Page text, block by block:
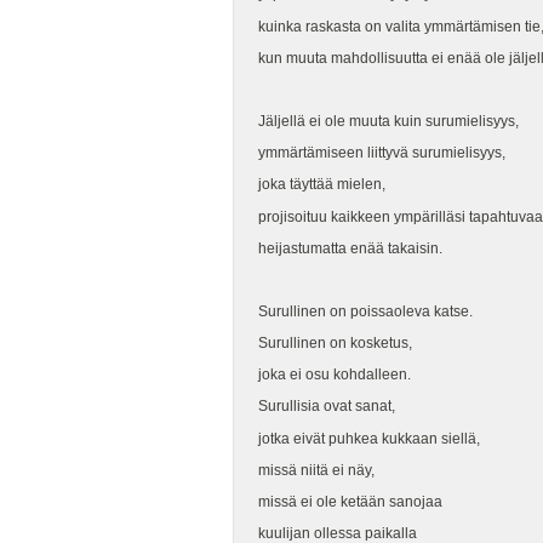
kuinka raskasta on valita ymmärtämisen tie,
kun muuta mahdollisuutta ei enää ole
Jäljellä ei ole muuta kuin surumielisyys,
ymmärtämiseen liittyvä surumielisyys,
joka täyttää mielen,
projisoituu kaikkeen ympärilläsi
heijastumatta enää takaisin.
Surullinen on poissaoleva katse.
Surullinen on kosketus,
joka ei osu kohdalleen.
Surullisia ovat sanat,
jotka eivät puhkea kukkaan siellä,
missä niitä ei näy,
missä ei ole ketään sanojaa
kuulijan ollessa paikalla